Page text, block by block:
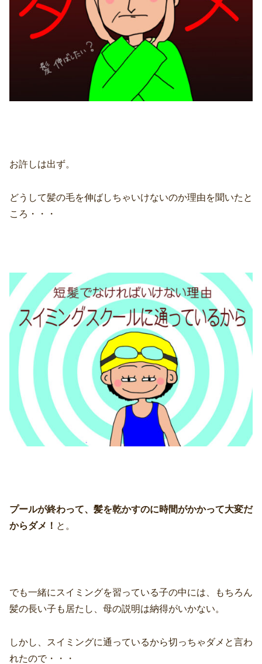
お許しは出ず。
どうして髪の毛を伸ばしちゃいけないのか理由を聞いたと
ころ・・・
プールが終わって、髪を乾かすのに時間がかかって大変だ
からダメ！ と。
でも一緒にスイミングを習っている子の中には、もちろん
髪の長い子も居たし、母の説明は納得がいかない。
しかし、スイミングに通っているから切っちゃダメと言わ
れたので・・・